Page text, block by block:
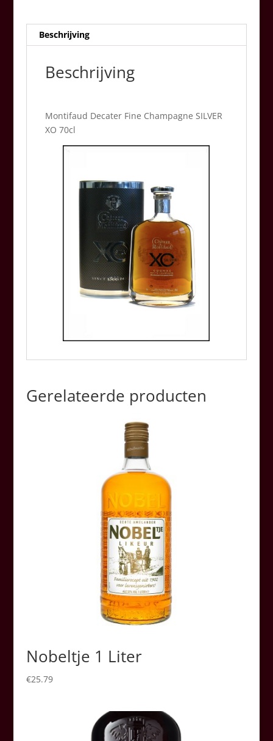
Beschrijving
Beschrijving
Montifaud Decater Fine Champagne SILVER
XO 70cl
Gerelateerde producten
Nobeltje 1 Liter
€25.79